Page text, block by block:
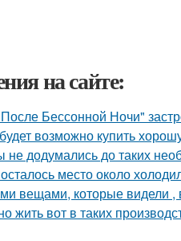
на сайте:
Бессонной Ночи"
возможно купить
не додумались до таких
место около
вещами, которые видели
жить вот в таких